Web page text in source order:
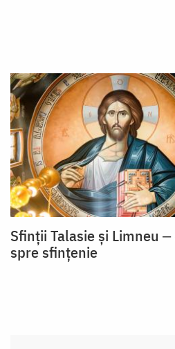
Sfinții Talasie și Limneu
spre sfințenie